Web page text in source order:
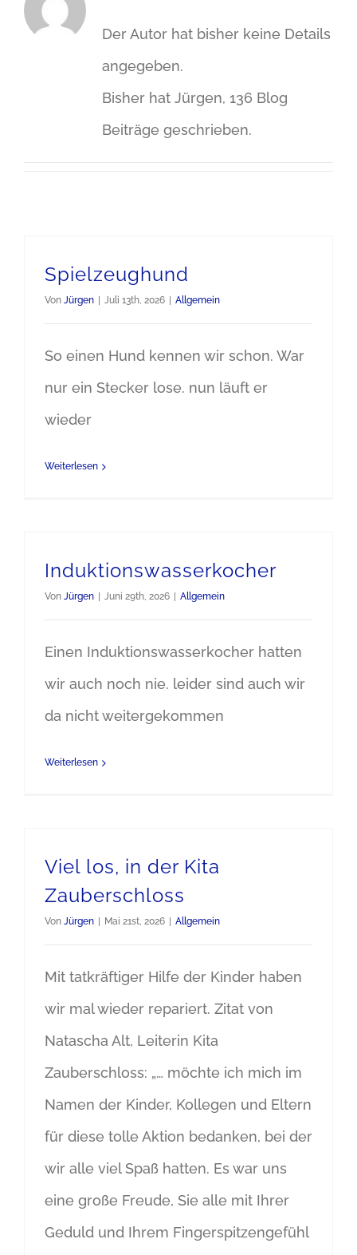
Der Autor hat bisher keine Details
angegeben.
Bisher hat Jürgen, 136 Blog
Beiträge geschrieben.
Spielzeughund
Von Jürgen Juli 13th, 2026 Allgemein
So einen Hund kennen wir schon. War
nur ein Stecker lose. nun läuft er
wieder
Weiterlesen
Induktionswasserkocher
Von Jürgen Juni 29th, 2026 Allgemein
Einen Induktionswasserkocher hatten
wir auch noch nie. leider sind auch wir
da nicht weitergekommen
Weiterlesen
Viel los, in der Kita
Zauberschloss
Von Jürgen Mai 21st, 2026 Allgemein
Mit tatkräftiger Hilfe der Kinder haben
wir mal wieder repariert. Zitat von
Natascha Alt, Leiterin Kita
Zauberschloss: „… möchte ich mich im
Namen der Kinder, Kollegen und Eltern
für diese tolle Aktion bedanken, bei der
wir alle viel Spaß hatten. Es war uns
eine große Freude, Sie alle mit Ihrer
Geduld und Ihrem Fingerspitzengefühl